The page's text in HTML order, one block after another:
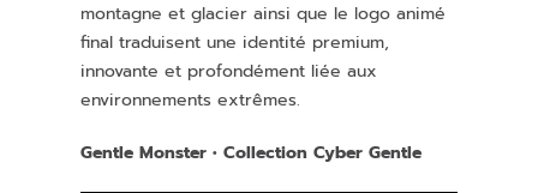
montagne et glacier ainsi que le logo animé
final traduisent une identité premium,
innovante et profondément liée aux
environnements extrêmes.
Gentle Monster • Collection Cyber Gentle